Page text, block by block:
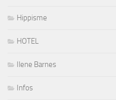
Hippisme
HOTEL
Ilene Barnes
Infos